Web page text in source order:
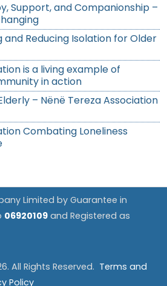
Support, and Companionship –
and Reducing Isolation for Older
is a living example of
in action
– Nënë Tereza Association
Combating Loneliness
Limited by Guarantee in
06920109 and Registered as
All Rights Reserved. Terms and
Policy